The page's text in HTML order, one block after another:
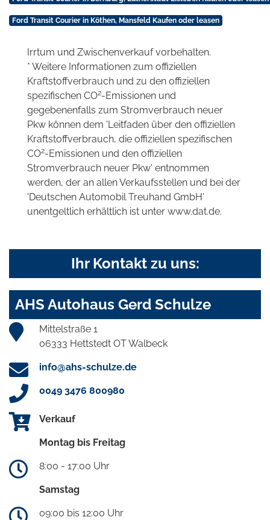
Ford Transit Courier in Köthen, Mansfeld Kaufen oder leasen
Irrtum und Zwischenverkauf vorbehalten.
* Weitere Informationen zum offiziellen
Kraftstoffverbrauch und zu den offiziellen
spezifischen CO2-Emissionen und
gegebenenfalls zum Stromverbrauch neuer
Pkw können dem 'Leitfaden über den offiziellen
Kraftstoffverbrauch, die offiziellen spezifischen
CO2-Emissionen und den offiziellen
Stromverbrauch neuer Pkw' entnommen
werden, der an allen Verkaufsstellen und bei der
'Deutschen Automobil Treuhand GmbH'
unentgeltlich erhältlich ist unter www.dat.de.
Ihr Kontakt zu uns:
AHS Autohaus Gerd Schulze
Mittelstraße 1
06333 Hettstedt OT Walbeck
info@ahs-schulze.de
0049 3476 800980
Verkauf
Montag bis Freitag
8:00 - 17:00 Uhr
Samstag
09:00 bis 12:00 Uhr